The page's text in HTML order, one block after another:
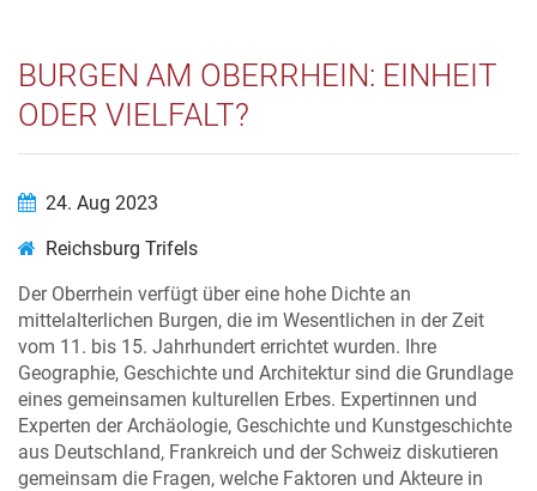
BURGEN AM OBERRHEIN: EINHEIT
ODER VIELFALT?
24. Aug 2023
Reichsburg Trifels
Der Oberrhein verfügt über eine hohe Dichte an
mittelalterlichen Burgen, die im Wesentlichen in der Zeit
vom 11. bis 15. Jahrhundert errichtet wurden. Ihre
Geographie, Geschichte und Architektur sind die Grundlage
eines gemeinsamen kulturellen Erbes. Expertinnen und
Experten der Archäologie, Geschichte und Kunstgeschichte
aus Deutschland, Frankreich und der Schweiz diskutieren
gemeinsam die Fragen, welche Faktoren und Akteure in